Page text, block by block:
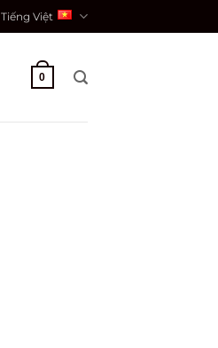
Tiếng Việt
0